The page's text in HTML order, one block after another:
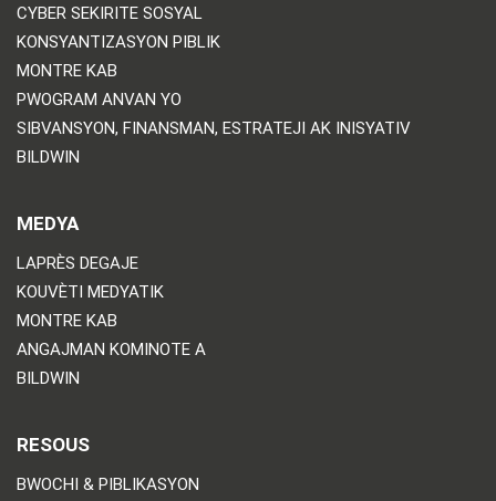
CYBER SEKIRITE SOSYAL
KONSYANTIZASYON PIBLIK
MONTRE KAB
PWOGRAM ANVAN YO
SIBVANSYON, FINANSMAN, ESTRATEJI AK INISYATIV
BILDWIN
MEDYA
LAPRÈS DEGAJE
KOUVÈTI MEDYATIK
MONTRE KAB
ANGAJMAN KOMINOTE A
BILDWIN
RESOUS
BWOCHI & PIBLIKASYON